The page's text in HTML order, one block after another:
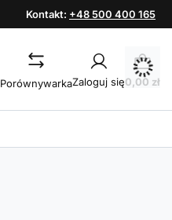
Kontakt: +48 500 400 165
PorównywarkaZaloguj się0,00 zł